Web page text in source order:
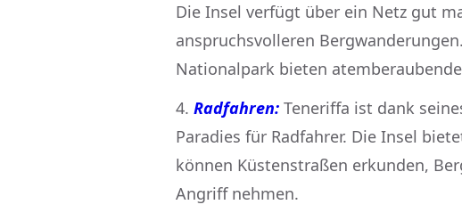
Die Insel verfügt über ein Netz gut
anspruchsvolleren
Nationalpark bieten
Radfahren: Teneriffa ist dank
Paradies für Radfahrer. Die Insel
können Küstenstraßen erkunden,
Angriff nehmen.